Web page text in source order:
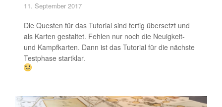
11. September 2017
Die Questen für das Tutorial sind fertig übersetzt und
als Karten gestaltet. Fehlen nur noch die Neuigkeit-
und Kampfkarten. Dann ist das Tutorial für die nächste
Testphase startklar.